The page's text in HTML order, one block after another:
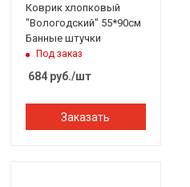
Коврик хлопковый
"Вологодский" 55*90см
Банные штучки
Под заказ
684руб./шт
Заказать